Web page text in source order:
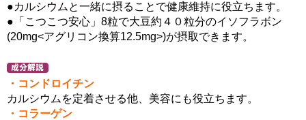
●カルシウムと一緒に摂ることで健康維持に役立ちます。
●「こつこつ安心」8粒で大豆約４０粒分のイソフラボン
(20mg<アグリコン換算12.5mg>)が摂取できます。
・コンドロイチン
カルシウムを定着させる他、美容にも役立ちます。
・コラーゲン